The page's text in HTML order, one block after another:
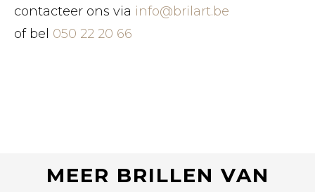
contacteer ons via info@brilart.be
of bel 050 22 20 66
MEER BRILLEN VAN